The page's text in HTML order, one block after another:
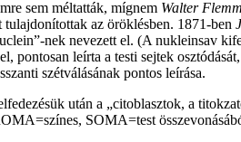
sem méltatták, mígnem Walter
az öröklésben. 1871-ben
nek nevezett el. (A nukleinsav
pontosan leírta a testi sejtek
szétválásának pontos leírása.
után a „citoblasztok, a
SOMA=test